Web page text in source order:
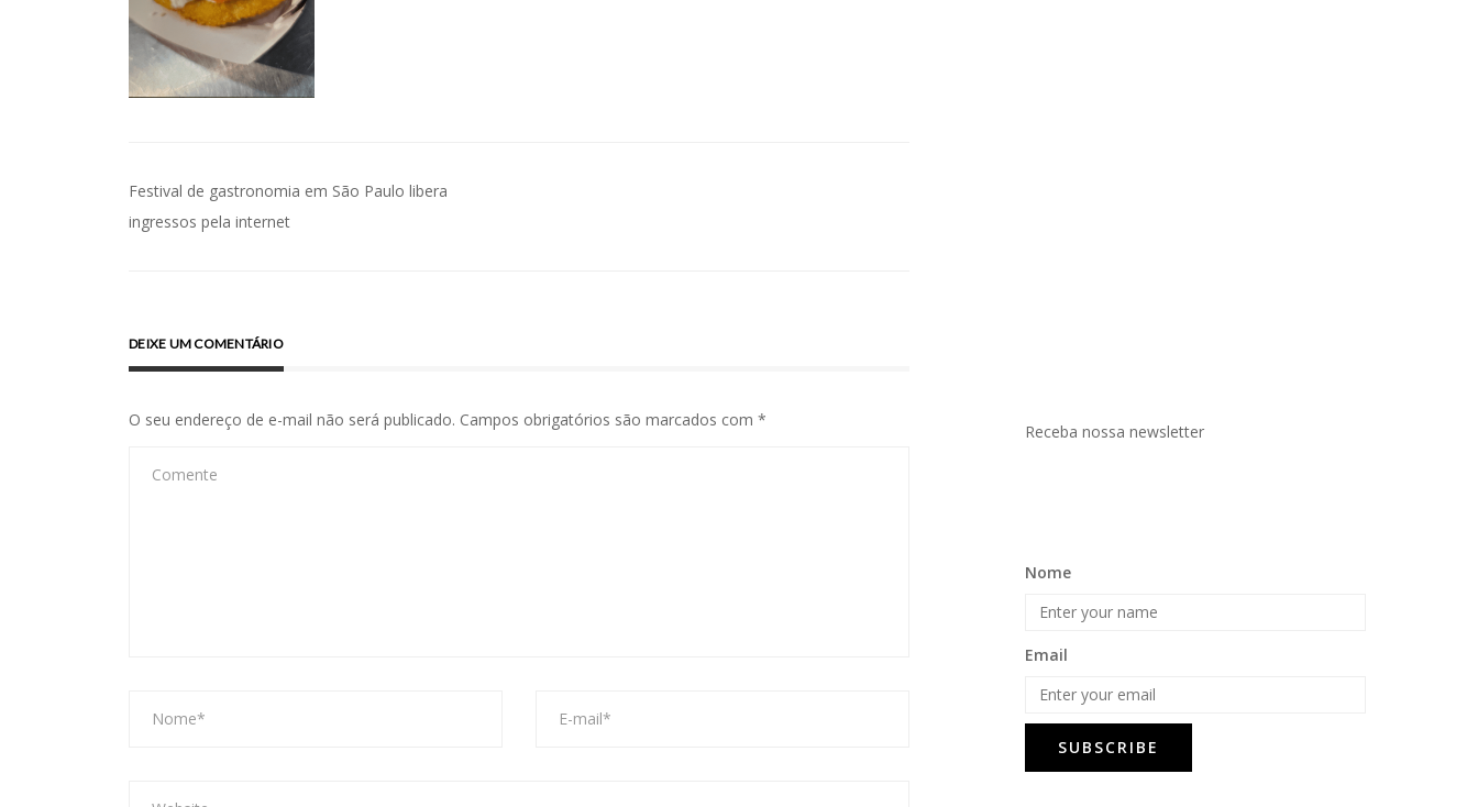
Navegação
de
Festival de gastronomia em São Paulo libera
ingressos pela internet
DEIXE UM COMENTÁRIO
O seu endereço de e-mail não será publicado. Campos obrigatórios são marcados com *
Receba nossa newsletter
Nome
Email